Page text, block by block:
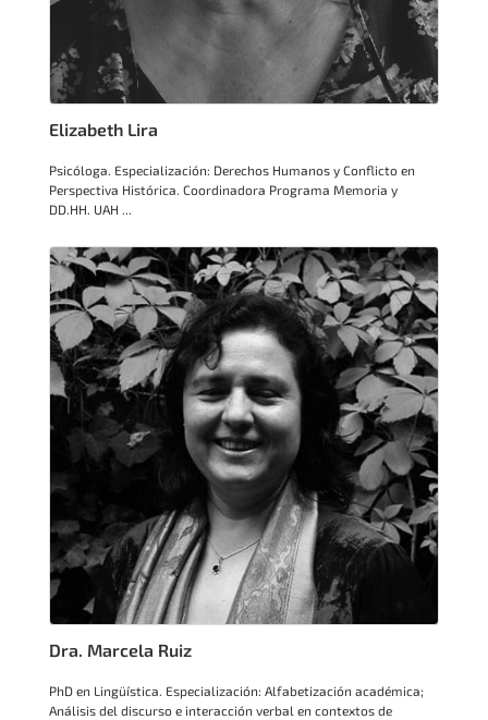
Elizabeth Lira
Psicóloga. Especialización: Derechos Humanos y Conflicto en
Perspectiva Histórica. Coordinadora Programa Memoria y
DD.HH. UAH ...
Dra. Marcela Ruiz
PhD en Lingüística. Especialización: Alfabetización académica;
Análisis del discurso e interacción verbal en contextos de